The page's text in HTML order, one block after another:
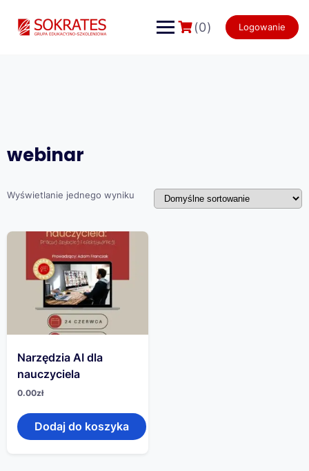
content
(0) Logowanie
webinar
Wyświetlanie jednego wyniku
Narzędzia AI dla
nauczyciela
0.00zł
Dodaj do koszyka